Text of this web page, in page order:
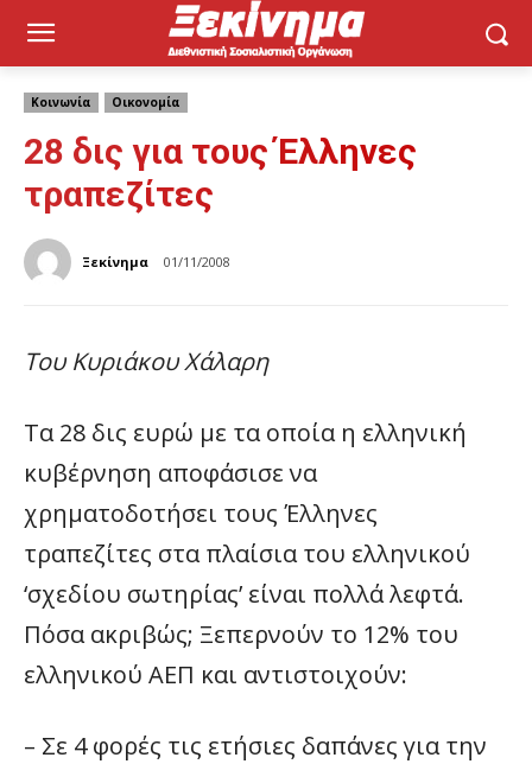
Κοινωνία Οικονομία
28 δις για τους Έλληνες
τραπεζίτες
Ξεκίνημα 01/11/2008
Του Κυριάκου Χάλαρη
Τα 28 δις ευρώ με τα οποία η ελληνική
κυβέρνηση αποφάσισε να
χρηματοδοτήσει τους Έλληνες
τραπεζίτες στα πλαίσια του ελληνικού
‘σχεδίου σωτηρίας’ είναι πολλά λεφτά.
Πόσα ακριβώς; Ξεπερνούν το 12% του
ελληνικού ΑΕΠ και αντιστοιχούν:
– Σε 4 φορές τις ετήσιες δαπάνες για την